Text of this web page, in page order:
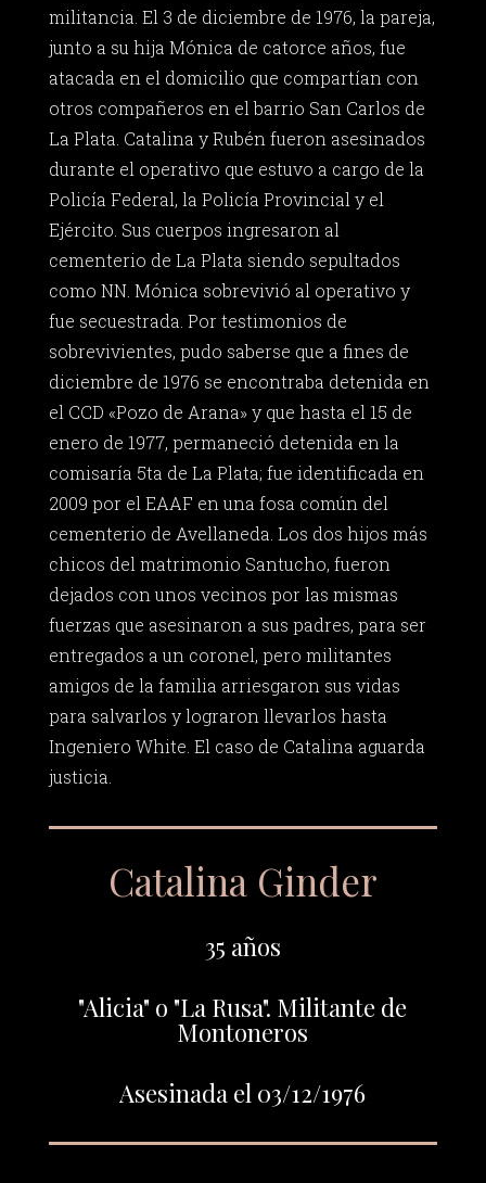
militancia. El 3 de diciembre de 1976, la pareja,
junto a su hija Mónica de catorce años, fue
atacada en el domicilio que compartían con
otros compañeros en el barrio San Carlos de
La Plata. Catalina y Rubén fueron asesinados
durante el operativo que estuvo a cargo de la
Policía Federal, la Policía Provincial y el
Ejército. Sus cuerpos ingresaron al
cementerio de La Plata siendo sepultados
como NN. Mónica sobrevivió al operativo y
fue secuestrada. Por testimonios de
sobrevivientes, pudo saberse que a fines de
diciembre de 1976 se encontraba detenida en
el CCD «Pozo de Arana» y que hasta el 15 de
enero de 1977, permaneció detenida en la
comisaría 5ta de La Plata; fue identificada en
2009 por el EAAF en una fosa común del
cementerio de Avellaneda. Los dos hijos más
chicos del matrimonio Santucho, fueron
dejados con unos vecinos por las mismas
fuerzas que asesinaron a sus padres, para ser
entregados a un coronel, pero militantes
amigos de la familia arriesgaron sus vidas
para salvarlos y lograron llevarlos hasta
Ingeniero White. El caso de Catalina aguarda
justicia.
Catalina Ginder
35 años
"Alicia" o "La Rusa". Militante de
Montoneros
Asesinada el 03/12/1976